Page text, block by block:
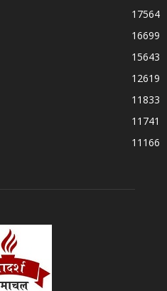
17564
16699
15643
12619
11833
11741
11166